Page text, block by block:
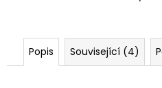
Popis Související (4)